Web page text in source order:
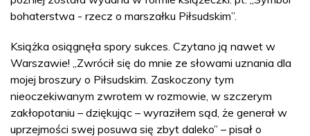
bohaterstwa - rzecz o marszałku Piłsudskim”.
Książka osiągnęła spory sukces. Czytano ją nawet w
Warszawie! „Zwrócił się do mnie ze słowami uznania dla
mojej broszury o Piłsudskim. Zaskoczony tym
nieoczekiwanym zwrotem w rozmowie, w szczerym
zakłopotaniu – dziękując – wyraziłem sąd, że generał w
uprzejmości swej posuwa się zbyt daleko” – pisał o